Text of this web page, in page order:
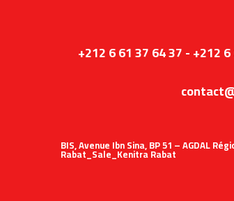
+212 6 61 37 64 37 - +212
51 BIS, Avenue Ibn Sina, BP 51 – AGDAL
Rabat_Sale_Kenitra Rabat